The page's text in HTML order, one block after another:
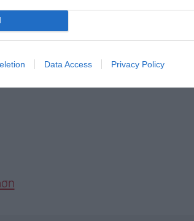
Data Access Privacy Policy